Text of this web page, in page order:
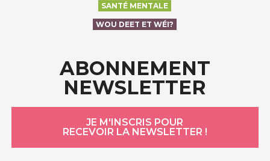
SANTÉ MENTALE
WOU DEET ET WÉI?
ABONNEMENT
NEWSLETTER
JE M'INSCRIS POUR
RECEVOIR LA NEWSLETTER !